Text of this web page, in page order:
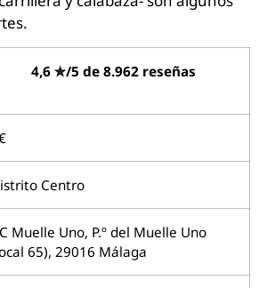
4,6 ✮/5 de 8.962 reseñas
Centro
Muelle Uno, P.º del Muelle Uno
65), 29016 Málaga